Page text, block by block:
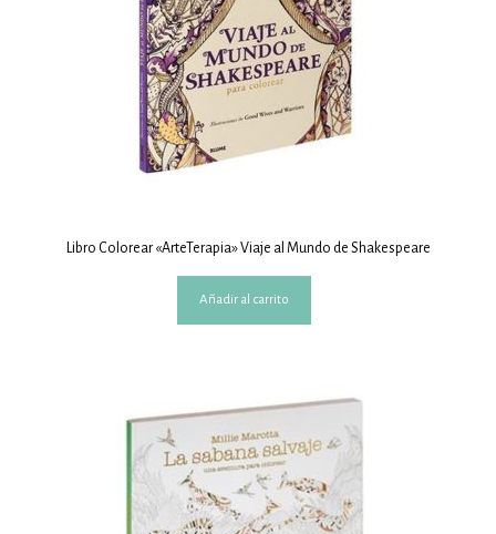
Libro Colorear «ArteTerapia» Viaje al Mundo de Shakespeare
Añadir al carrito